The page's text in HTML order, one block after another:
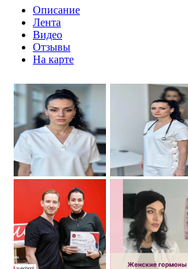
Описание
Лента
Видео
Отзывы
На карте